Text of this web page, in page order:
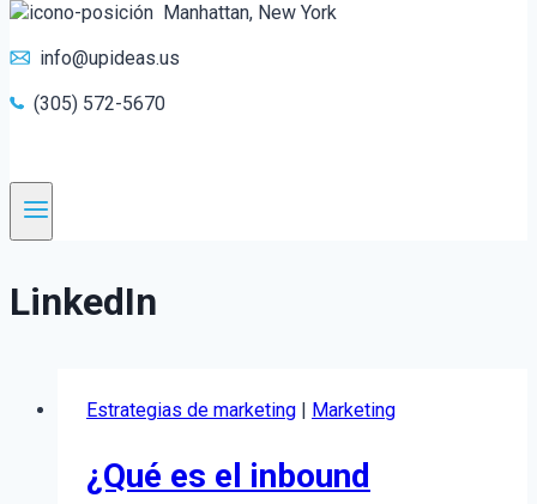
Manhattan, New York
info@upideas.us
(305) 572-5670
LinkedIn
Estrategias de marketing | Marketing
¿Qué es el inbound